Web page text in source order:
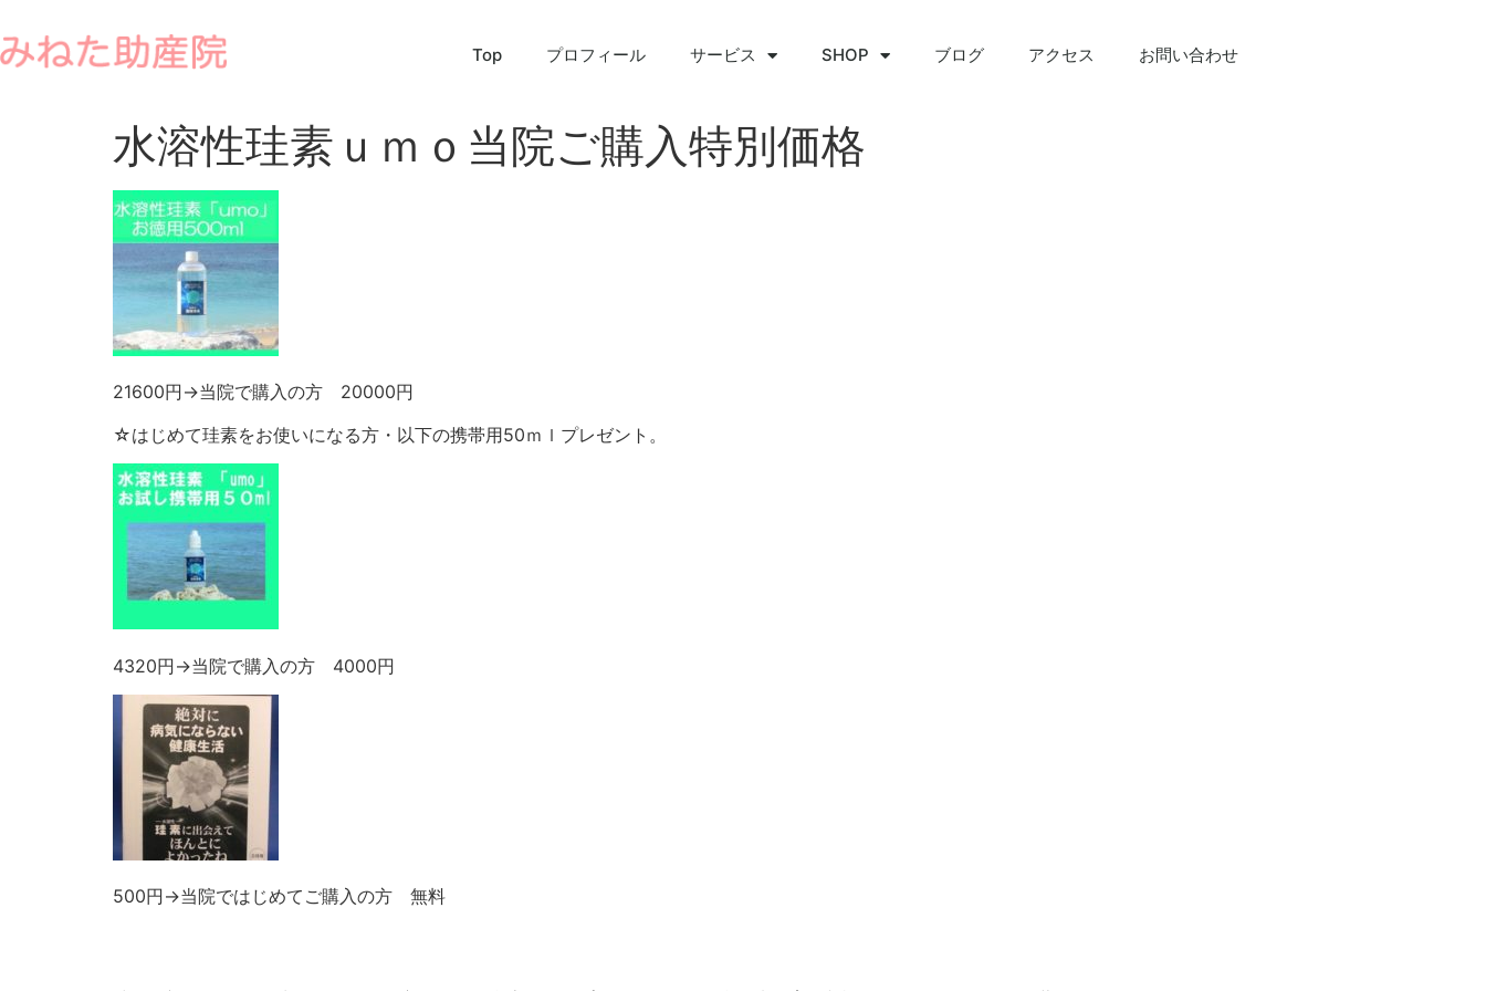
Top プロフィール サービス SHOP ブログ アクセス お問い合わせ
水溶性珪素ｕｍｏ当院ご購入特別価格
21600円→当院で購入の方 20000円
☆はじめて珪素をお使いになる方・以下の携帯用50ｍｌプレゼント。
4320円→当院で購入の方 4000円
500円→当院ではじめてご購入の方 無料